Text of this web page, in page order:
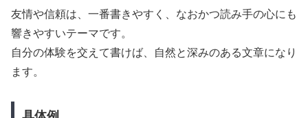
友情や信頼は、一番書きやすく、なおかつ読み手の心にも
響きやすいテーマです。
自分の体験を交えて書けば、自然と深みのある文章になり
ます。